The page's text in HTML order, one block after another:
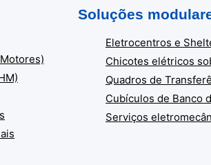
Soluções
Eletrocentros e
Chicotes elétricos
Quadros de
Cubículos de Banco
Serviços